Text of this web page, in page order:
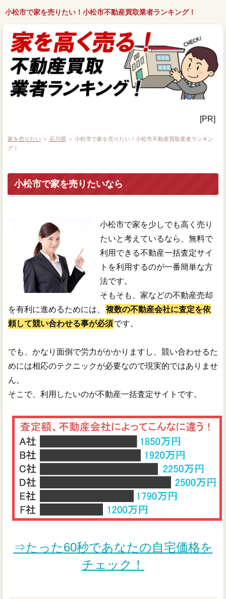
小松市で家を売りたい！小松市不動産買取業者ランキング！
[PR]
家を売りたい ＞ 石川県 ＞ 小松市で家を売りたい！小松市不動産買取業者ランキン
グ！
小松市で家を売りたいなら
小松市で家を少しでも高く売り
たいと考えているなら、無料で
利用できる不動産一括査定サイ
トを利用するのが一番簡単な方
法です。
そもそも、家などの不動産売却
を有利に進めるためには、
複数の不動産会社に査定を依
頼して競い合わせる事が必須です。
でも、かなり面倒で労力がかかりますし、競い合わせるた
めには相応のテクニックが必要なので現実的ではありませ
ん。
そこで、利用したいのが不動産一括査定サイトです。
⇒たった60秒であなたの自宅価格を
チェック！